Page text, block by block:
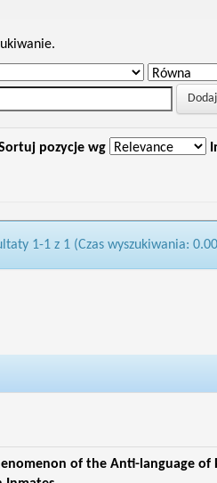
pozycje wg
1-1 z 1 (Czas wyszukiwania:
of the Anti-language of